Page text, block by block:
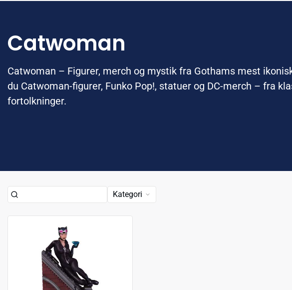
Catwoman
Catwoman – Figurer, merch og mystik fra Gothams mest
du Catwoman-figurer, Funko Pop!, statuer og DC-merch – fra
fortolkninger.
Kategori